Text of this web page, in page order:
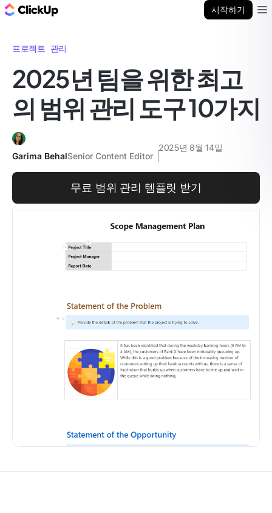
시작하기
프로젝트 관리
2025년 팀을 위한 최고
의 범위 관리 도구 10가지
Garima BehalSenior Content Editor
2025년 8월 14일
무료 범위 관리 템플릿 받기